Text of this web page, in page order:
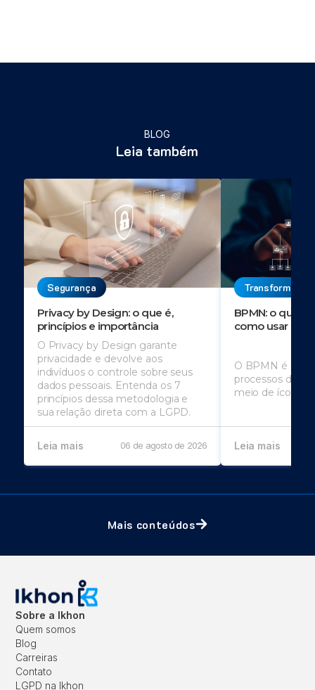
BLOG
Leia também
Segurança
Privacy by Design: o que é,
princípios e importância
O Privacy by Design garante
privacidade e devolve aos
indivíduos o controle sobre seus
dados pessoais. Entenda os 7
princípios dessa metodologia e
sua relação direta com a LGPD.
Leia mais 06 de agosto de 2026
BPMN: o que
como usar
O BPMN é
processos de
meio de ícones
Leia mais
Mais conteúdos
Sobre a Ikhon
Quem somos
Blog
Carreiras
Contato
LGPD na Ikhon